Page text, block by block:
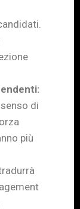
di
più